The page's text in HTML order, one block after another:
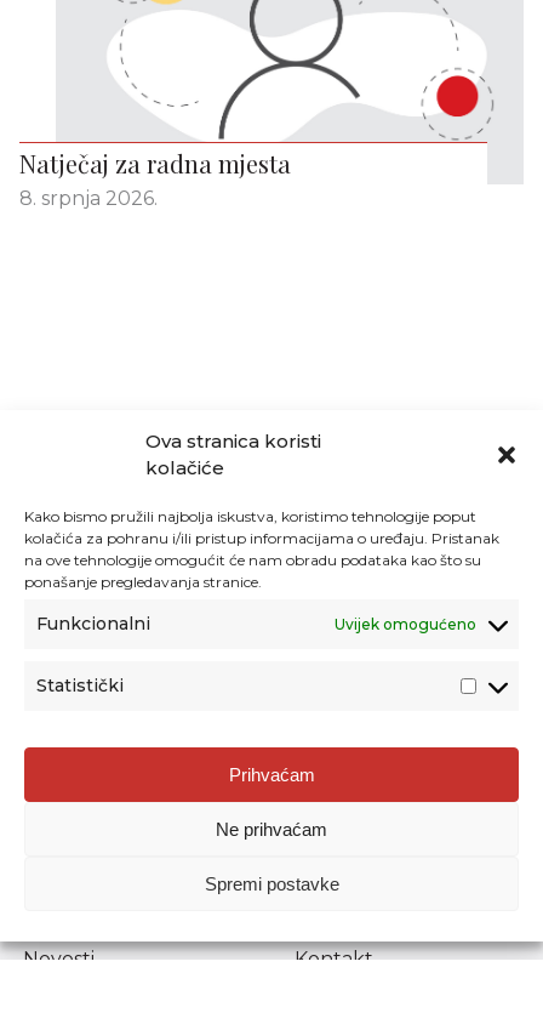
Ova stranica koristi
kolačiće
Kako bismo pružili najbolja iskustva, koristimo tehnologije poput
kolačića za pohranu i/ili pristup informacijama o uređaju. Pristanak
na ove tehnologije omogućit će nam obradu podataka kao što su
ponašanje pregledavanja stranice.
Funkcionalni Uvijek omogućeno
Statistički
Prihvaćam
Ne prihvaćam
Spremi postavke
Natječaj za radna mjesta
8. srpnja 2026.
Agencija za odgoj i obrazovanje
Donje Svetice 38, 10000 Zagreb
1778129
Prenošenje sadržaja dopušteno je uz navođenje izvora.
Novosti
Kontakt